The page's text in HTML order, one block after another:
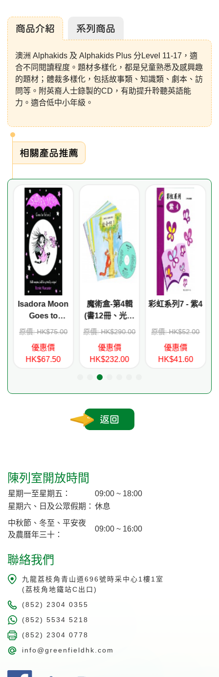
商品介紹 系列商品
澳洲 Alphakids 及 Alphakids Plus 分Level 11-17，適
合不同閱讀程度。題材多樣化，都是兒童熟悉及感興趣
的題材；體裁多樣化，包括故事類、知識類、劇本、訪
問等。附英裔人士錄製的CD，有助提升聆聽英語能
力。適合低中小年級。
相關產品推薦
Isadora Moon
Goes to
School
原價: HK$75.00
優惠價
HK$67.50
魔術盒-第4輯
(書12冊、光碟
1 隻)
原價: HK$290.00
優惠價
HK$232.00
彩虹系列7 - 紫4
原價: HK$52.00
優惠價
HK$41.60
返回
陳列室開放時間
星期一至星期五：
09:00 ~ 18:00
星期六、日及公眾假期： 休息
中秋節、冬至、平安夜
及農曆年三十：
09:00 ~ 16:00
聯絡我們
九龍荔枝角青山道696號時采中心1樓1室
(荔枝角地鐵站C出口)
(852) 2304 0355
(852) 5534 5218
(852) 2304 0778
info@greenfieldhk.com